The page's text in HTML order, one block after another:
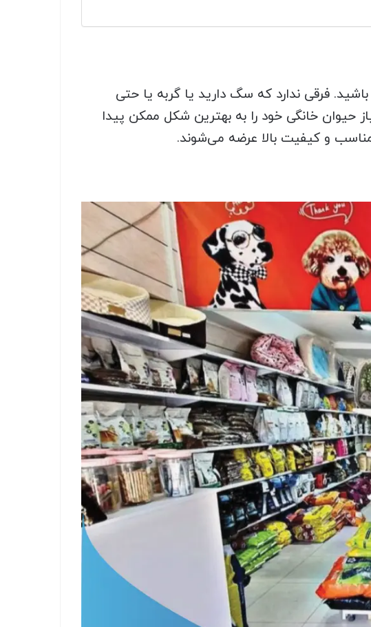
فرقی ندارد که سگ دارید یا گربه یا حتی
حیوان خانگی خود را به بهترین شکل ممکن پیدا
و کیفیت بالا عرضه می‌شوند.